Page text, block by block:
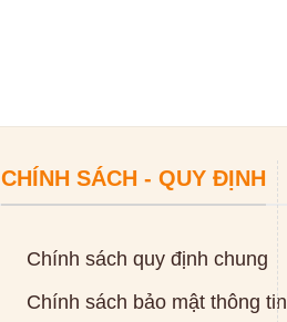
CHÍNH SÁCH - QUY ĐỊNH
Chính sách quy định chung
Chính sách bảo mật thông tin